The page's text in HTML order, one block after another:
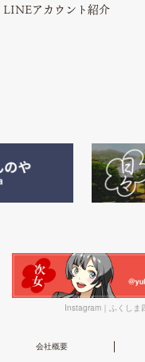
LINEアカウント紹介
Instagram｜ふくしま
会社概要